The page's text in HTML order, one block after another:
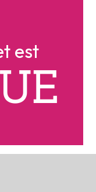
est